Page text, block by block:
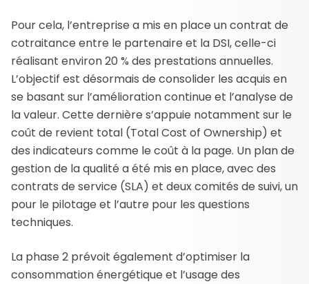
Pour cela, l’entreprise a mis en place un contrat de
cotraitance entre le partenaire et la DSI, celle-ci
réalisant environ 20 % des prestations annuelles.
L’objectif est désormais de consolider les acquis en
se basant sur l’amélioration continue et l’analyse de
la valeur. Cette dernière s’appuie notamment sur le
coût de revient total (Total Cost of Ownership) et
des indicateurs comme le coût à la page. Un plan de
gestion de la qualité a été mis en place, avec des
contrats de service (SLA) et deux comités de suivi, un
pour le pilotage et l’autre pour les questions
techniques.
La phase 2 prévoit également d’optimiser la
consommation énergétique et l’usage des